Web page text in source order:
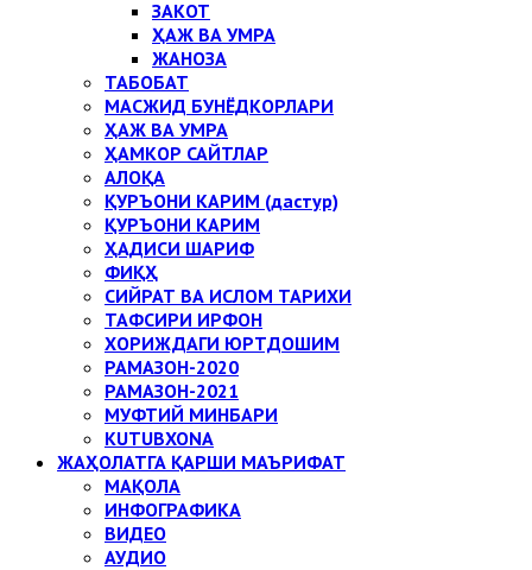
ЗАКОТ
ҲАЖ ВА УМРА
ЖАНОЗА
ТАБОБАТ
МАСЖИД БУНЁДКОРЛАРИ
ҲАЖ ВА УМРА
ҲАМКОР САЙТЛАР
АЛОҚА
ҚУРЪОНИ КАРИМ (дастур)
ҚУРЪОНИ КАРИМ
ҲАДИСИ ШАРИФ
ФИҚҲ
СИЙРАТ ВА ИСЛОМ ТАРИХИ
ТАФСИРИ ИРФОН
ХОРИЖДАГИ ЮРТДОШИМ
РАМАЗОН-2020
РАМАЗОН-2021
МУФТИЙ МИНБАРИ
KUTUBXONA
ЖАҲОЛАТГА ҚАРШИ МАЪРИФАТ
МАҚОЛА
ИНФОГРАФИКА
ВИДЕО
АУДИО